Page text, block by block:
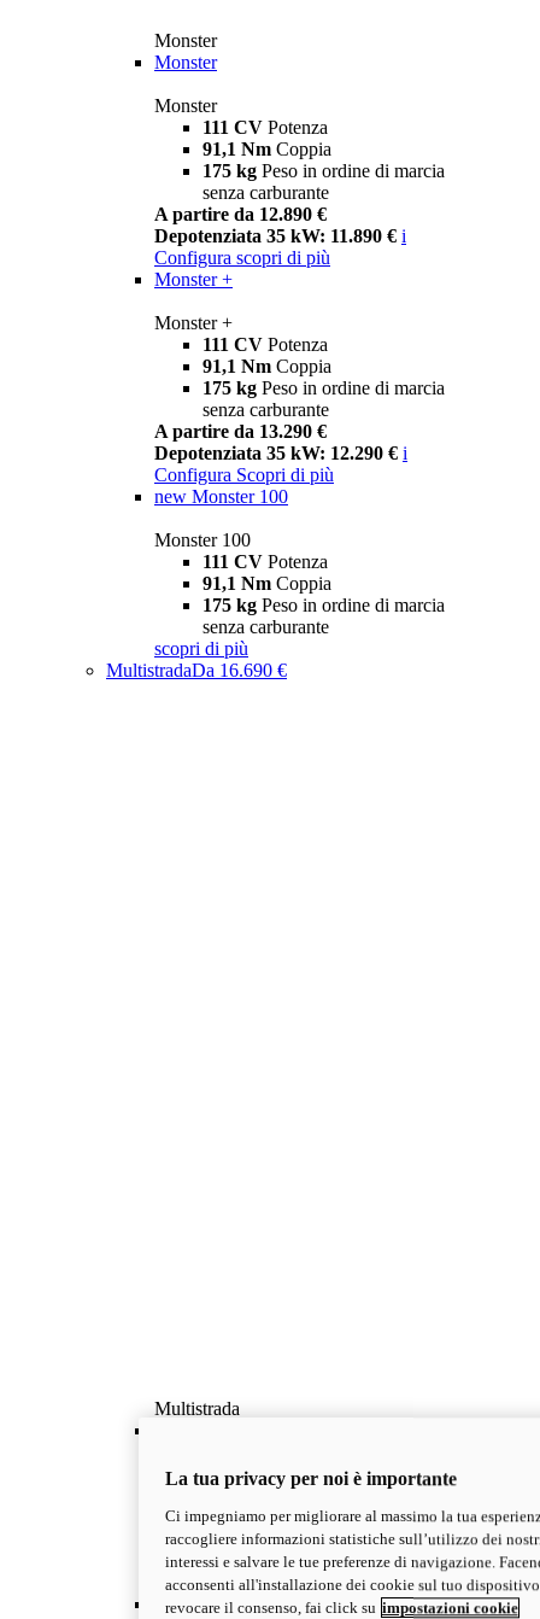
Monster
Monster
Monster
111 CV Potenza
91,1 Nm Coppia
175 kg Peso in ordine di marcia
senza carburante
A partire da 12.890 €
Depotenziata 35 kW: 11.890 € i
Configura scopri di più
Monster +
Monster +
111 CV Potenza
91,1 Nm Coppia
175 kg Peso in ordine di marcia
senza carburante
A partire da 13.290 €
Depotenziata 35 kW: 12.290 € i
Configura Scopri di più
new Monster 100
Monster 100
111 CV Potenza
91,1 Nm Coppia
175 kg Peso in ordine di marcia
senza carburante
scopri di più
MultistradaDa 16.690 €
Multistrada
Famiglia Multistrada: il viaggio secondo Ducati
La famiglia di Big Dual Ducati votate al viaggio,
con 4 anni di garanzia. Esplora la gamma
Multistrada e scegli il modello più adatto alle tue
esigenze.
Scopri di più
V2
La tua privacy per noi è importante
Ci impegniamo per migliorare al massimo la tua
raccogliere informazioni statistiche sull’utilizzo dei
interessi e salvare le tue preferenze di navigazione.
acconsenti all'installazione dei cookie sul tuo
revocare il consenso, fai click su impostazioni cookie